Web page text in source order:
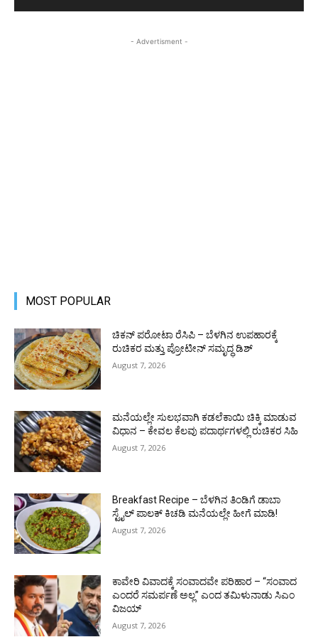
- Advertisment -
MOST POPULAR
ಚಿಕನ್ ಪರೋಟಾ ರೆಸಿಪಿ – ಬೆಳಗಿನ ಉಪಹಾರಕ್ಕೆ
ರುಚಿಕರ ಮತ್ತು ಪ್ರೋಟೀನ್‌ ಸಮೃದ್ಧ ಡಿಶ್
August 7, 2026
ಮನೆಯಲ್ಲೇ ಸುಲಭವಾಗಿ ಕಡಲೆಕಾಯಿ ಚಿಕ್ಕಿ ಮಾಡುವ
ವಿಧಾನ – ಕೇವಲ ಕೆಲವು ಪದಾರ್ಥಗಳಲ್ಲಿ ರುಚಿಕರ ಸಿಹಿ
August 7, 2026
Breakfast Recipe – ಬೆಳಗಿನ ತಿಂಡಿಗೆ ಡಾಬಾ
ಸ್ಟೈಲ್ ಪಾಲಕ್ ಕಿಚಡಿ ಮನೆಯಲ್ಲೇ ಹೀಗೆ ಮಾಡಿ!
August 7, 2026
ಕಾವೇರಿ ವಿವಾದಕ್ಕೆ ಸಂವಾದವೇ ಪರಿಹಾರ – “ಸಂವಾದ
ಎಂದರೆ ಸಮರ್ಪಣೆ ಅಲ್ಲ” ಎಂದ ತಮಿಳುನಾಡು ಸಿಎಂ
ವಿಜಯ್
August 7, 2026